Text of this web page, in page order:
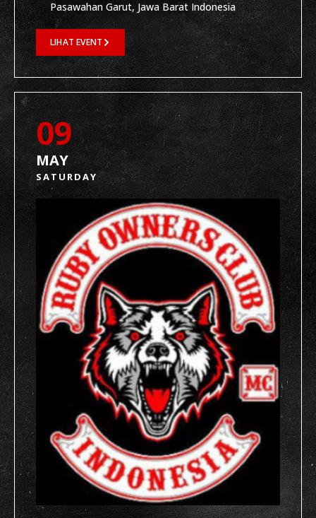
Pasawahan Garut, Jawa Barat Indonesia
LIHAT EVENT
09
MAY
SATURDAY